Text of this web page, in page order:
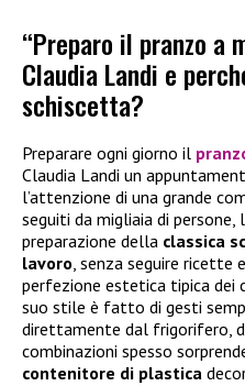
“Preparo il pranzo a
Claudia Landi e
schiscetta?
Preparare ogni giorno il
Claudia Landi un
l’attenzione di una grande
seguiti da migliaia di
preparazione della classica
lavoro, senza seguire ricette
perfezione estetica tipica
suo stile è fatto di gesti
direttamente dal frigorifero,
combinazioni spesso
contenitore di plastica